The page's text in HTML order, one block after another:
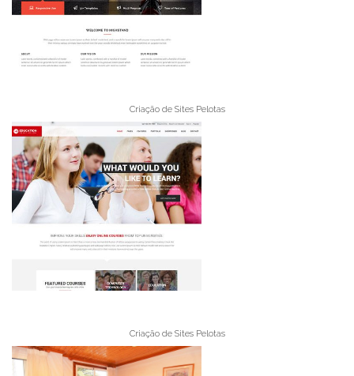
Criação de Sites Pelotas
Criação de Sites Pelotas